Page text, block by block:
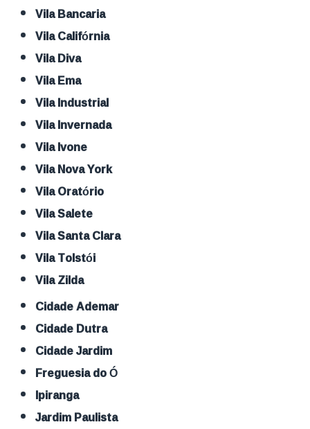
Vila Bancaria
Vila Califórnia
Vila Diva
Vila Ema
Vila Industrial
Vila Invernada
Vila Ivone
Vila Nova York
Vila Oratório
Vila Salete
Vila Santa Clara
Vila Tolstói
Vila Zilda
Cidade Ademar
Cidade Dutra
Cidade Jardim
Freguesia do Ó
Ipiranga
Jardim Paulista